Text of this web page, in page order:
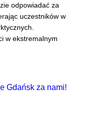
odpowiadać za
uczestników w
w ekstremalnym